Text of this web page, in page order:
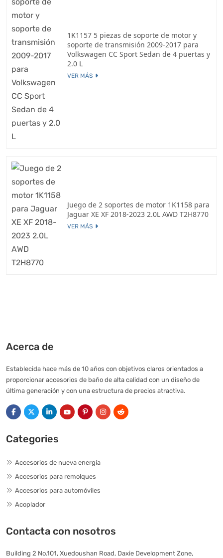
1K1157 5 piezas de soporte de motor y
soporte de transmisión 2009-2017 para
Volkswagen CC Sport Sedan de 4 puertas y
2.0 L
VER MÁS
Juego de 2 soportes de motor 1K1158 para
Jaguar XE XF 2018-2023 2.0L AWD T2H8770
VER MÁS
Acerca de
Establecida hace más de 10 años con objetivos claros orientados a
proporcionar accesorios de baño de alta calidad con un diseño de
última generación y con una estructura de precios atractiva.
Categories
Accesorios de nueva energía
Accesorios para remolques
Accesorios para automóviles
Acoplador
Contacta con nosotros
Building 2 No.101, Xuedoushan Road, Daxie Development Zone,